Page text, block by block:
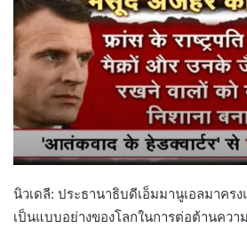
นิวเดลี: ประธานาธิบดีเอ็มมานูเอลมาครง
เป็นแบบอย่างของโลกในการต่อต้านคว